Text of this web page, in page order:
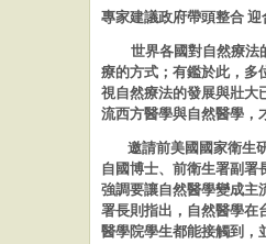
專家建議政府帶頭整合
世界各國對自然療法的
療的方式；有鑑於此，多
視自然療法的發展與壯大
流西方醫學與自然醫學，
邀請前美國國家衛生
自國博士、前衛生署副署
強調要讓自然醫學變成主
署長則指出，自然醫學在
醫學院學生都能接觸到，